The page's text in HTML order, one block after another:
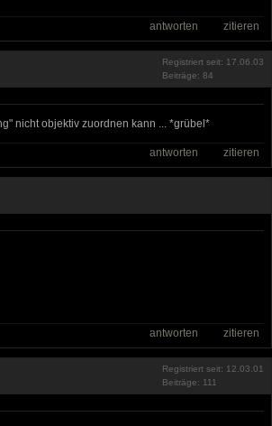
antworten zitieren
Registriert seit: 17.06.03
Beiträge: 84
nicht objektiv zuordnen kann ... *grübel*
antworten zitieren
antworten zitieren
Registriert seit: 12.03.01
Beiträge: 111